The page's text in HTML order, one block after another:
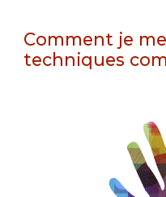
Comment je
techniques